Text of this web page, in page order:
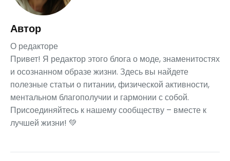
Автор
О редакторе
Привет! Я редактор этого блога о моде, знаменитостях
и осознанном образе жизни. Здесь вы найдете
полезные статьи о питании, физической активности,
ментальном благополучии и гармонии с собой.
Присоединяйтесь к нашему сообществу – вместе к
лучшей жизни! 💚